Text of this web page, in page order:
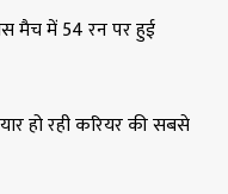
मैच में 54 रन पर हुई
हो रही करियर की सबसे